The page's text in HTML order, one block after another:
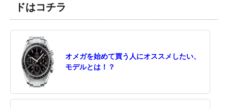
ドはコチラ
オメガを始めて買う人にオススメしたい、
モデルとは！？